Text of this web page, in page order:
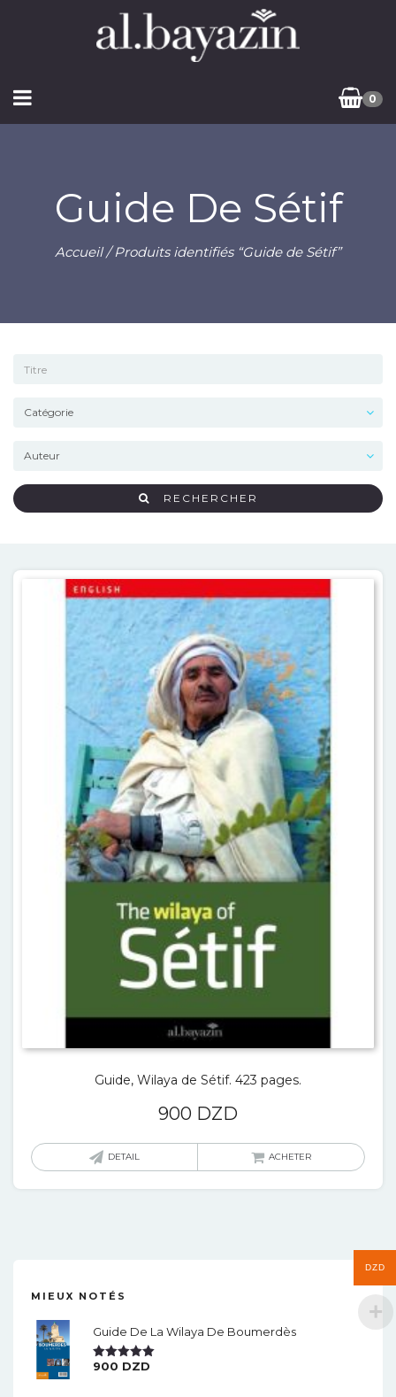
0
Guide De Sétif
Accueil/ Produits identifiés “Guide de Sétif”
RECHERCHER
Guide, Wilaya de Sétif. 423 pages.
900 DZD
DETAIL ACHETER
MIEUX NOTÉS
Guide De La Wilaya De Boumerdès
Note 5.00
900 DZD
DZD